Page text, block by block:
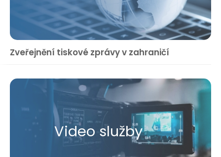
Zveřejnění tiskové zprávy v zahraničí
Video služby